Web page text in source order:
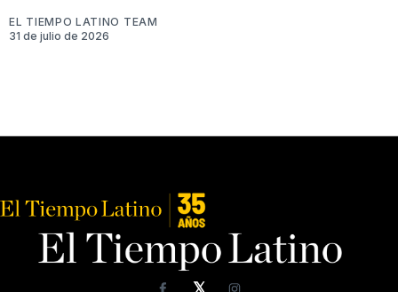
EL TIEMPO LATINO TEAM
31 de julio de 2026
𝕏